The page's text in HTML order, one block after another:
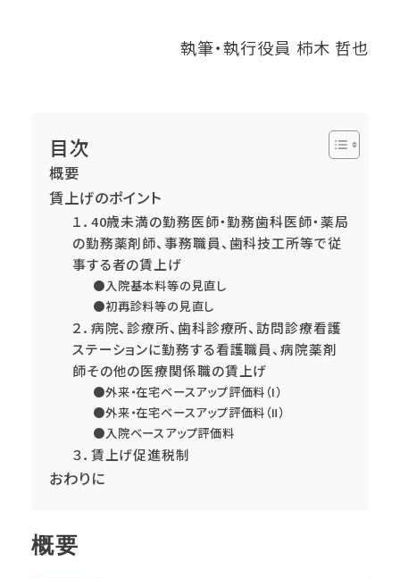
執筆・執行役員 柿木 哲也
目次
概要
賃上げのポイント
１．40歳未満の勤務医師・勤務歯科医師・薬局
の勤務薬剤師、事務職員、歯科技工所等で従
事する者の賃上げ
●入院基本料等の見直し
●初再診料等の見直し
２．病院、診療所、歯科診療所、訪問診療看護
ステーションに勤務する看護職員、病院薬剤
師その他の医療関係職の賃上げ
●外来・在宅ベースアップ評価料（Ⅰ）
●外来・在宅ベースアップ評価料（Ⅱ）
●入院ベースアップ評価料
３．賃上げ促進税制
おわりに
概要